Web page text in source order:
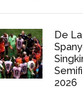
De
2026